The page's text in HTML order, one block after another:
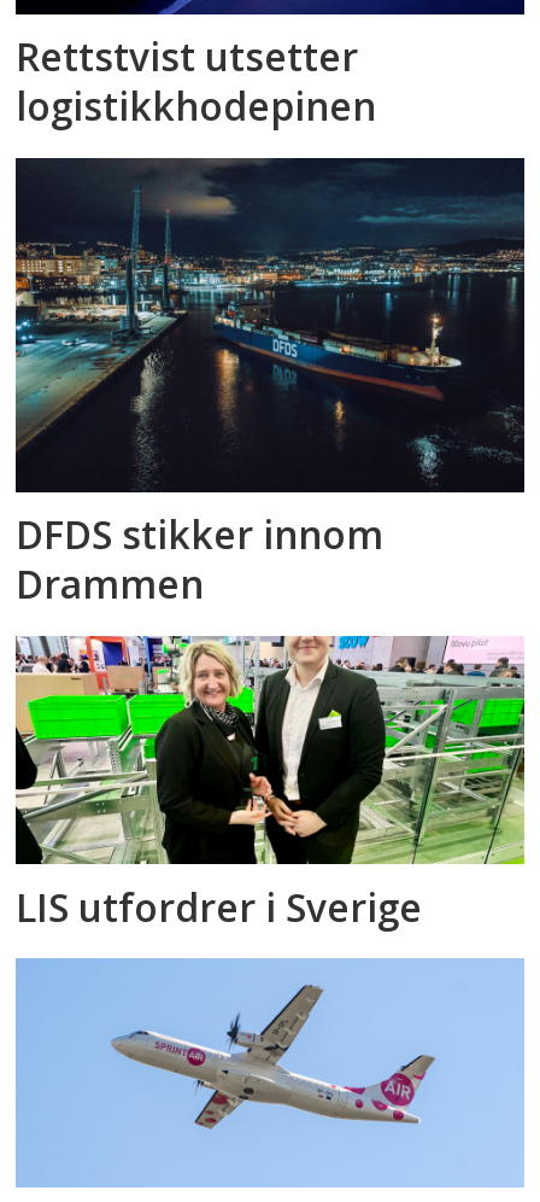
Rettstvist utsetter
logistikkhodepinen
DFDS stikker innom
Drammen
LIS utfordrer i Sverige